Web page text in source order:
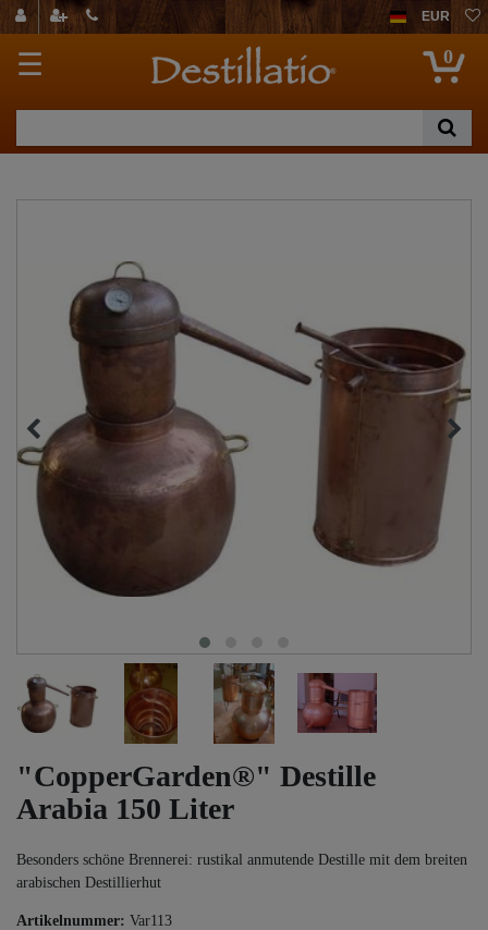
EUR
☰ 0
"CopperGarden®" Destille
Arabia 150 Liter
Besonders schöne Brennerei: rustikal anmutende Destille mit dem breiten
arabischen Destillierhut
Artikelnummer: Var113